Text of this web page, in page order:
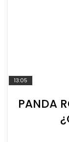
13:05
PANDA